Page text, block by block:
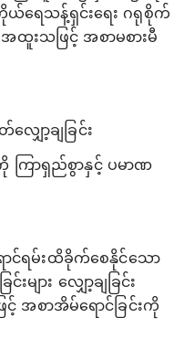
ရေသန့်ရှင်းရေး ဂရုစိုက်
အထူးသဖြင့် အစာမစားမီ
ော့ချခြင်း
ကြာရှည်စွာနှင့် ပမာဏ
င်ရမ်းထိခိုက်စေနိုင်သော
ျား လျှော့ချခြင်း
အစာအိမ်ရောင်ခြင်းကို